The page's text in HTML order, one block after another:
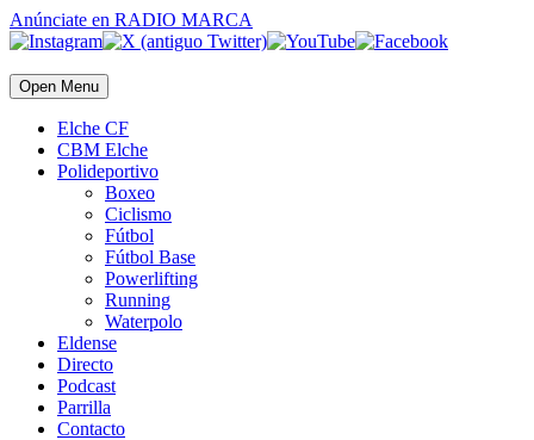
Anúnciate en RADIO MARCA
Open Menu
Elche CF
CBM Elche
Polideportivo
Boxeo
Ciclismo
Fútbol
Fútbol Base
Powerlifting
Running
Waterpolo
Eldense
Directo
Podcast
Parrilla
Contacto